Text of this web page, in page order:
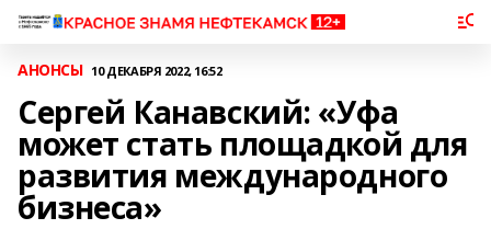
АНОНСЫ 10 ДЕКАБРЯ 2022, 16:52
Сергей Канавский: «Уфа
может стать площадкой для
развития международного
бизнеса»